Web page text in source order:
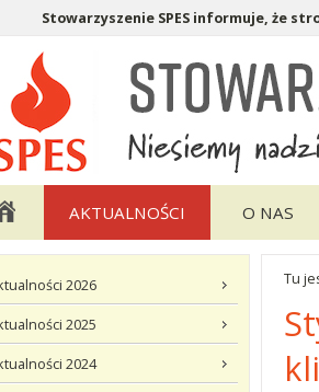
Stowarzyszenie SPES informuje, że
pomocnicze
główne
AKTUALNOŚCI O NAS
podstrony Aktualności
2026
2025
2024
Tu